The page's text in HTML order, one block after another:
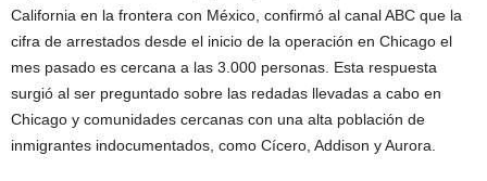
California en la frontera con México, confirmó al canal ABC que la
cifra de arrestados desde el inicio de la operación en Chicago el
mes pasado es cercana a las 3.000 personas. Esta respuesta
surgió al ser preguntado sobre las redadas llevadas a cabo en
Chicago y comunidades cercanas con una alta población de
inmigrantes indocumentados, como Cícero, Addison y Aurora.